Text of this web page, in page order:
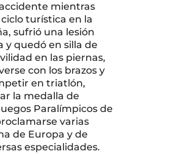
mientras
turística en la
sufrió una lesión
y quedó en silla de
en las piernas,
con los brazos y
en triatlón,
la medalla de
Paralímpicos de
varias
de Europa y de
especialidades.